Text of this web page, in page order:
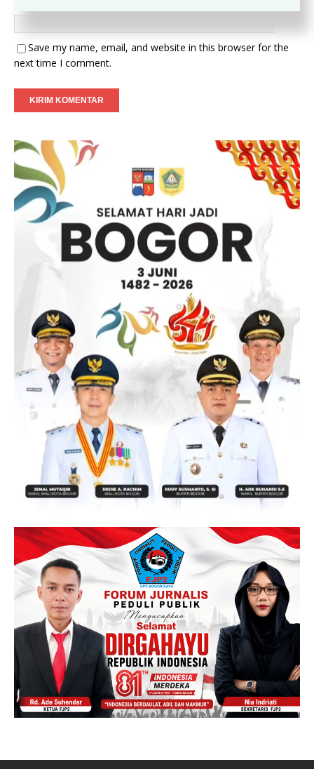
Save my name, email, and website in this browser for the
next time I comment.